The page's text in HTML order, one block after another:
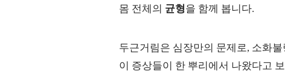
몸 전체의 균형을 함께 봅니다.
두근거림은 심장만의 문제로, 소화
이 증상들이 한 뿌리에서 나왔다고